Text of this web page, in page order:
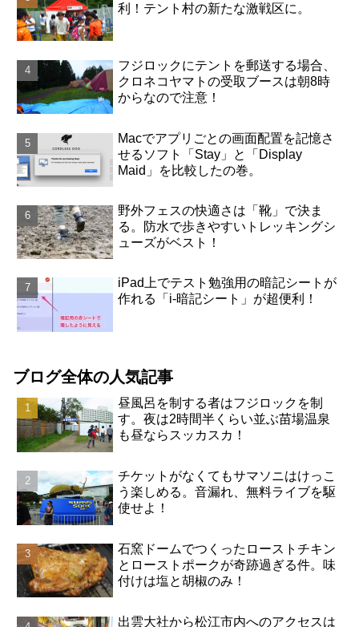
利！テント村の新たな激戦区に。
フジロックにテントを郵送する場合、
クロネコヤマトの受取ブースは朝8時
からなので注意！
Macでアプリごとの画面配置を記憶さ
せるソフト「Stay」と「Display
Maid」を比較したの巻。
野外フェスの快適さは「靴」で決ま
る。防水で歩きやすいトレッキングシ
ューズがベスト！
iPad上でテスト勉強用の暗記シートが
作れる「i-暗記シート」が超便利！
ブログ全体の人気記事
昼風呂を制する者はフジロックを制
す。夜は2時間半くらい並ぶ苗場温泉
も昼ならスッカスカ！
チケットがなくてもサマソニはけっこ
う楽しめる。音漏れ、無料ライブを駆
使せよ！
石窯ドームでつくったローストチキン
とローストポークが奇跡過ぎる件。味
付けは塩と胡椒のみ！
出雲大社から松江市内へのアクセスは